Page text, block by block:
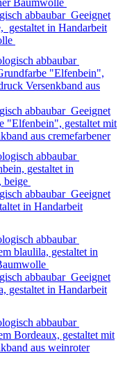
abbaubar Geeignet
gestaltet in Handarbeit
abbaubar Geeignet
"Elfenbein", gestaltet mit
aus cremefarbener
abbaubar Geeignet
in Handarbeit
abbaubar Geeignet
gestaltet in Handarbeit